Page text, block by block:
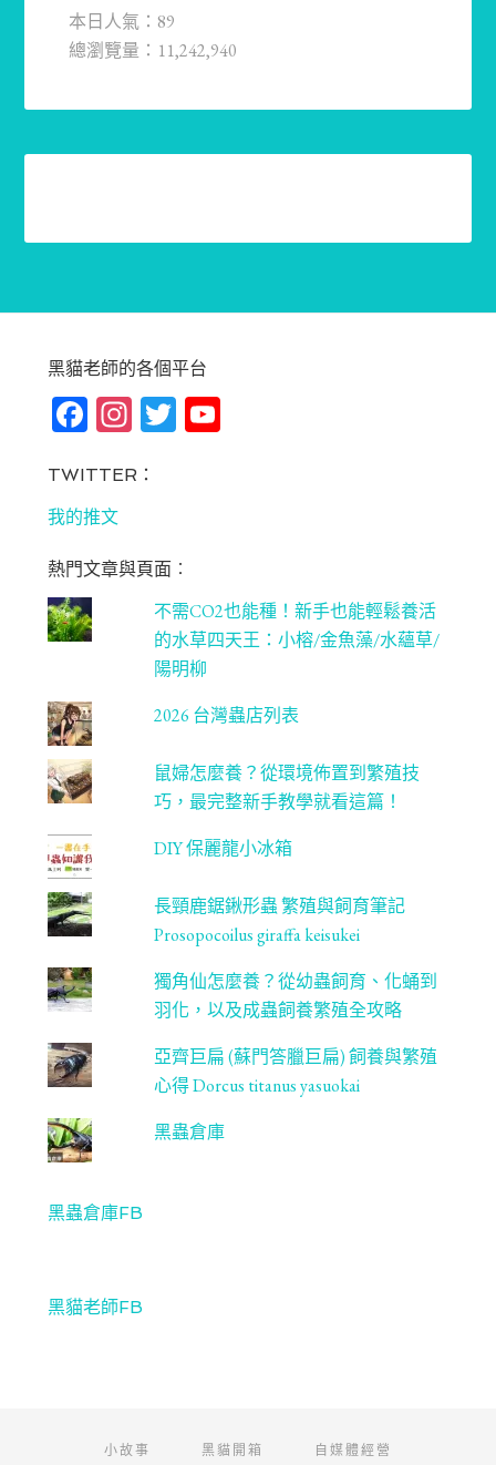
本日人氣：89
總瀏覽量：11,242,940
黑貓老師的各個平台
Fa
bo
ok
In
ag
m
T Yo
C
ha
n
ne
l
TWITTER：
我的推文
熱門文章與頁面︰
不需CO2也能種！新手也能輕鬆養活
的水草四天王：小榕/金魚藻/水蘊草/
陽明柳
2026 台灣蟲店列表
鼠婦怎麼養？從環境佈置到繁殖技
巧，最完整新手教學就看這篇！
DIY 保麗龍小冰箱
長頸鹿鋸鍬形蟲 繁殖與飼育筆記
Prosopocoilus giraffa keisukei
獨角仙怎麼養？從幼蟲飼育、化蛹到
羽化，以及成蟲飼養繁殖全攻略
亞齊巨扁 (蘇門答臘巨扁) 飼養與繁殖
心得 Dorcus titanus yasuokai
黑蟲倉庫
黑蟲倉庫FB
黑貓老師FB
小故事 黑貓開箱 自媒體經營